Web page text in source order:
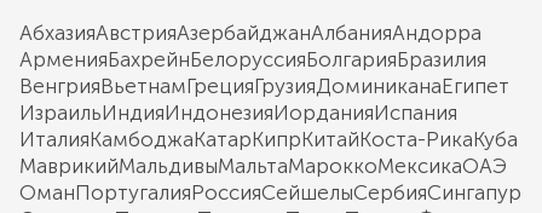
АбхазияАвстрияАзербайджанАлбанияАндорра
АрменияБахрейнБелоруссияБолгарияБразилия
ВенгрияВьетнамГрецияГрузияДоминиканаЕгипет
ИзраильИндияИндонезияИорданияИспания
ИталияКамбоджаКатарКипрКитайКоста-РикаКуба
МаврикийМальдивыМальтаМароккоМексикаОАЭ
ОманПортугалияРоссияСейшелыСербияСингапур